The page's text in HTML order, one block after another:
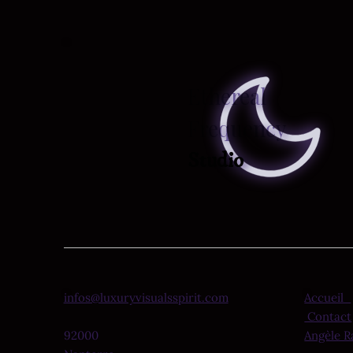
Ethereal
Frequency
Studio
infos@luxuryvisualsspirit.com
92000
Accueil
Contact
Angèle